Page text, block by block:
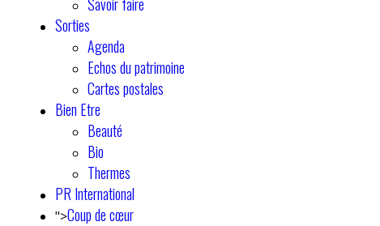
Sorties
Agenda
Echos du patrimoine
Cartes postales
Bien Etre
Beauté
Bio
Thermes
PR International
">Coup de cœur